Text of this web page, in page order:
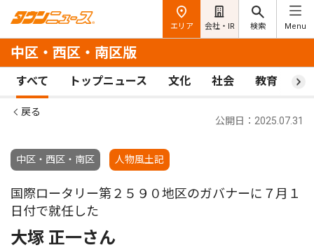
エリア 会社・IR 検索 Menu
中区・西区・南区版
すべて トップニュース 文化 社会 教育 ス
戻る
中区・西区・南区 人物風土記
公開日：2025.07.31
国際ロータリー第２５９０地区のガバナーに７月１
日付で就任した
大塚 正一さん